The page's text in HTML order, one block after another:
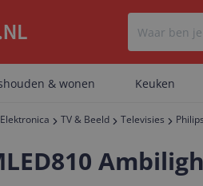
& wonen Keuken
Elektronica TV & Beeld Televisies